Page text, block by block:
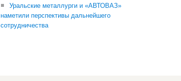
Уральские металлурги и «АВТОВАЗ»
наметили перспективы дальнейшего
сотрудничества